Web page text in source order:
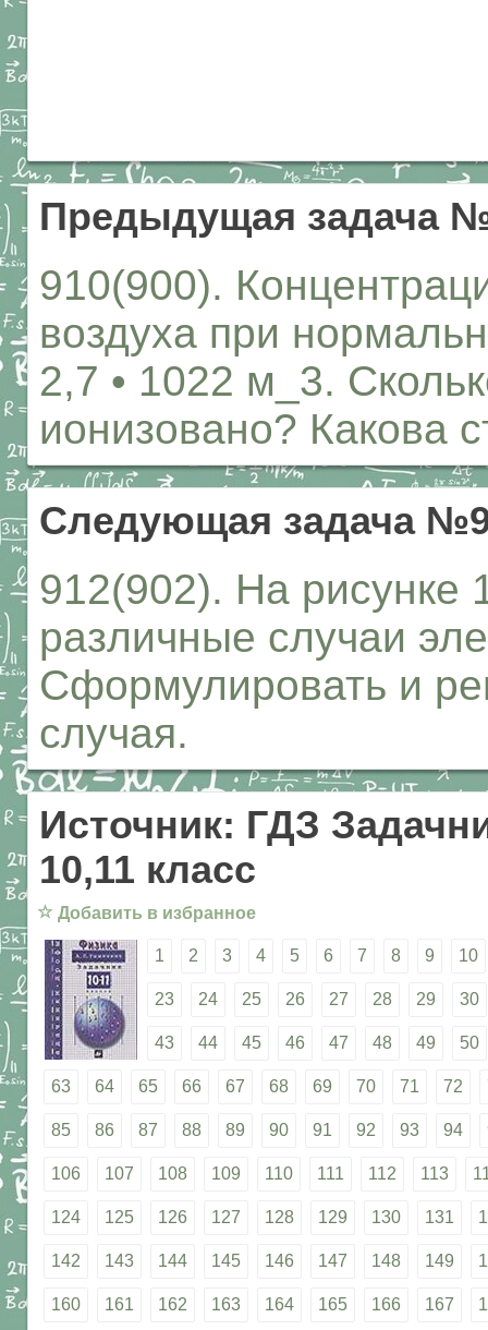
Предыдущая задача
910(900).
воздуха при
2,7 • 1022 м_3.
ионизовано? Какова
Следующая задача
912(902). На рисунке
различные случаи
Сформулировать и
случая.
Источник: ГДЗ
10,11 класс
☆ Добавить в избранное
1 2 3 4 5 6 7 8 9 10
23 24 25 26 27 28 29 30
43 44 45 46 47 48 49 50
63 64 65 66 67 68 69 70 71 72
85 86 87 88 89 90 91 92 93 94
106 107 108 109 110 111 112 113
124 125 126 127 128 129 130 131
142 143 144 145 146 147 148 149
160 161 162 163 164 165 166 167